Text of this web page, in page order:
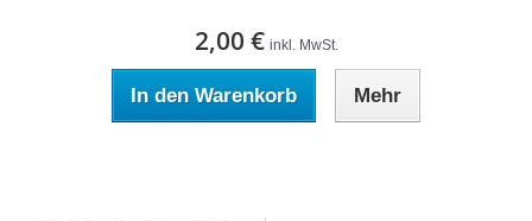
2,00 € inkl. MwSt.
In den Warenkorb Mehr